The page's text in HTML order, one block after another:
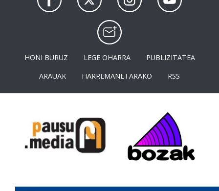
HONI BURUZ LEGE OHARRA
PUBLIZITATEA
ARAUAK
HARREMANETARAKO RSS